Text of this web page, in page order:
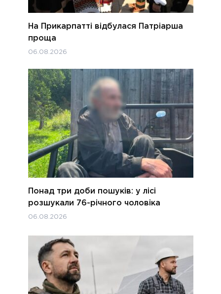
На Прикарпатті відбулася Патріарша
проща
06.08.2026
Понад три доби пошуків: у лісі
розшукали 76-річного чоловіка
06.08.2026